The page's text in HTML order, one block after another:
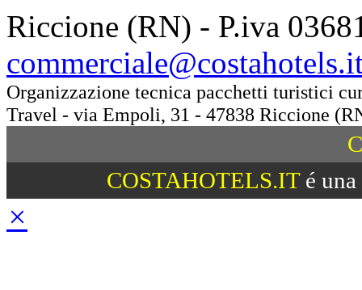
Riccione (RN) - P.iva
Organizzazione tecnica pacchetti turistici
Travel - via Empoli, 31 - 47838 Riccione
COSTAHOTELS.ITé una
×